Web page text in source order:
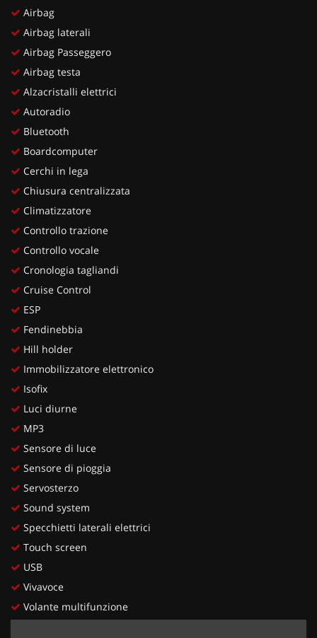
Airbag
Airbag laterali
Airbag Passeggero
Airbag testa
Alzacristalli elettrici
Autoradio
Bluetooth
Boardcomputer
Cerchi in lega
Chiusura centralizzata
Climatizzatore
Controllo trazione
Controllo vocale
Cronologia tagliandi
Cruise Control
ESP
Fendinebbia
Hill holder
Immobilizzatore elettronico
Isofix
Luci diurne
MP3
Sensore di luce
Sensore di pioggia
Servosterzo
Sound system
Specchietti laterali elettrici
Touch screen
USB
Vivavoce
Volante multifunzione